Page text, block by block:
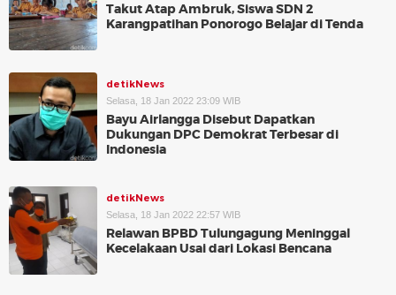
Takut Atap Ambruk, Siswa SDN 2
Karangpatihan Ponorogo Belajar di Tenda
detikNews
Selasa, 18 Jan 2022 23:09 WIB
Bayu Airlangga Disebut Dapatkan
Dukungan DPC Demokrat Terbesar di
Indonesia
detikNews
Selasa, 18 Jan 2022 22:57 WIB
Relawan BPBD Tulungagung Meninggal
Kecelakaan Usai dari Lokasi Bencana